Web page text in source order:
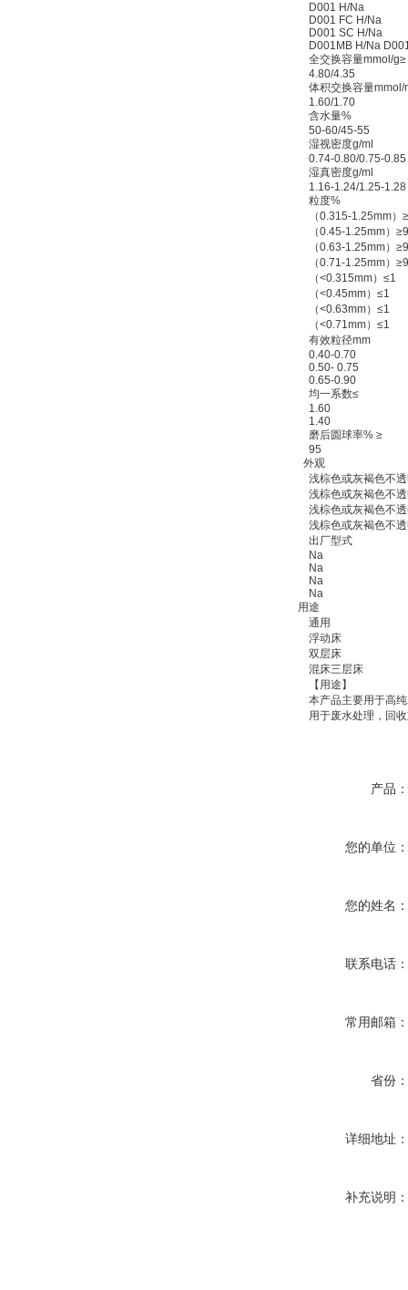
D001 H/Na
D001 FC H/Na
D001 SC H/Na
D001MB H/Na
全交换容量mmol/g≥
4.80/4.35
体积交换容量mmol/
1.60/1.70
含水量%
50-60/45-55
湿视密度g/ml
0.74-0.80/0.75-0.85
湿真密度g/ml
1.16-1.24/1.25-1.28
粒度%
（0.315-1.25mm）
（0.45-1.25mm）
（0.63-1.25mm）
（0.71-1.25mm）
（<0.315mm）≤1
（<0.45mm）≤1
（<0.63mm）≤1
（<0.71mm）≤1
有效粒径mm
0.40-0.70
0.50- 0.75
0.65-0.90
均一系数≤
1.60
1.40
磨后圆球率% ≥
95
外观
浅棕色或灰褐色不透
浅棕色或灰褐色不透
浅棕色或灰褐色不透
浅棕色或灰褐色不透
出厂型式
Na
Na
Na
Na
用途
通用
浮动床
双层床
混床三层床
【用途】
本产品主要用于高纯
用于废水处理，回收
产品：
您的单位：
您的姓名：
联系电话：
常用邮箱：
省份：
详细地址：
补充说明：